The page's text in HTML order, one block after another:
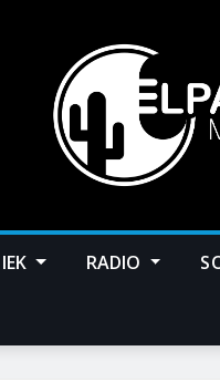
RADIO